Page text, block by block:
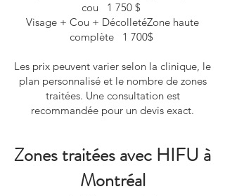
cou 1 750 $
Visage + Cou + DécolletéZone haute
complète 1 700$
Les prix peuvent varier selon la clinique, le
plan personnalisé et le nombre de zones
traitées. Une consultation est
recommandée pour un devis exact.
Zones traitées avec HIFU à
Montréal